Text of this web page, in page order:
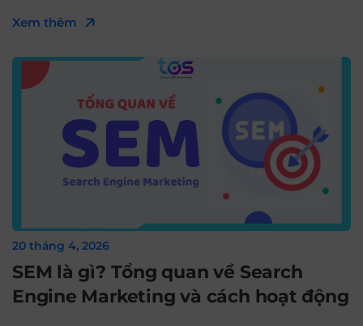
Xem thêm
20 tháng 4, 2026
SEM là gì? Tổng quan về Search
Engine Marketing và cách hoạt động